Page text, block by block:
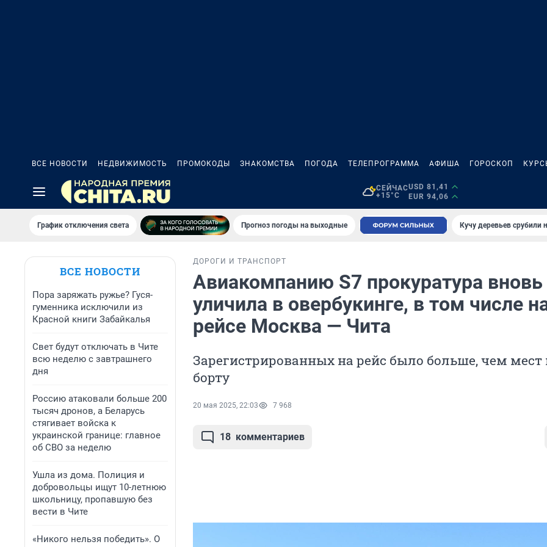
ВСЕ НОВОСТИ НЕДВИЖИМОСТЬ ПРОМОКОДЫ ЗНАКОМСТВА ПОГОДА ТЕЛЕПРОГРАММА АФИША ГОРОСКОП
СЕЙЧАС
+15°C
USD 81,41
EUR 94,06
График отключения света Прогноз погоды на выходные Кучу деревьев срубили
ВСЕ НОВОСТИ
Пора заряжать ружье? Гуся-
гуменника исключили из
Красной книги Забайкалья
Свет будут отключать в Чите
всю неделю с завтрашнего
дня
Россию атаковали больше 200
тысяч дронов, а Беларусь
стягивает войска к
украинской границе: главное
об СВО за неделю
Ушла из дома. Полиция и
добровольцы ищут 10-летнюю
школьницу, пропавшую без
вести в Чите
«Никого нельзя победить». О
ДОРОГИ И ТРАНСПОРТ
Авиакомпанию S7 прокуратура вновь
уличила в овербукинге, в том числе
рейсе Москва — Чита
Зарегистрированных на рейс было больше, чем мест
борту
20 мая 2025, 22:03 7 968
18 комментариев